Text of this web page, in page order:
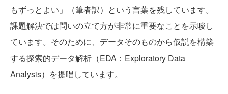
もずっとよい」（筆者訳）という言葉を残しています。
課題解決では問いの立て方が非常に重要なことを示唆し
ています。そのために、データそのものから仮説を構築
する探索的データ解析（EDA：Exploratory Data
Analysis）を提唱しています。